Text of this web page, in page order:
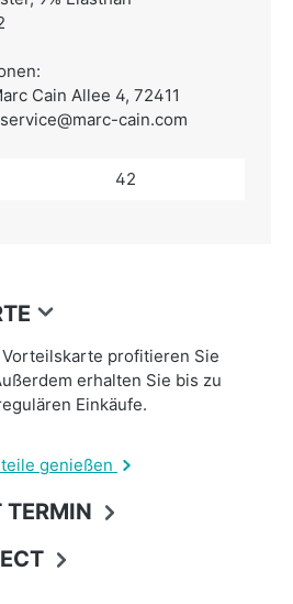
Cain Allee 4, 72411
service@marc-cain.com
42
profitieren Sie
erhalten Sie bis zu
Einkäufe.
genießen
TERMIN